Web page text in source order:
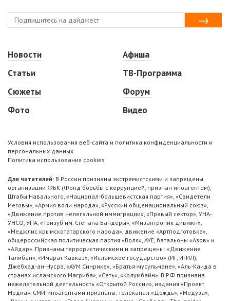
Новости
Статьи
Сюжеты
Фото
Афиша
ТВ-Программа
Форум
Видео
Условия использования веб-сайта и политика конфиденциальности и
персональных данных
Политика использования cookies
Для читателей: В России признаны экстремистскими и запрещены
организации ФБК (Фонд борьбы с коррупцией, признан иноагентом),
Штабы Навального, «Национал-большевистская партия», «Свидетели
Иеговы», «Армия воли народа», «Русский общенациональный союз»,
«Движение против нелегальной иммиграции», «Правый сектор», УНА-
УНСО, УПА, «Тризуб им. Степана Бандеры», «Мизантропик дивижн»,
«Меджлис крымскотатарского народа», движение «Артподготовка»,
общероссийская политическая партия «Воля», АУЕ, батальоны «Азов» и
«Айдар». Признаны террористическими и запрещены: «Движение
Талибан», «Имарат Кавказ», «Исламское государство» (ИГ, ИГИЛ),
Джебхад-ан-Нусра, «АУМ Синрике», «Братья-мусульмане», «Аль-Каида в
странах исламского Магриба», «Сеть», «Колумбайн». В РФ признана
нежелательной деятельность «Открытой России», издания «Проект
Медиа». СМИ-иноагентами признаны: телеканал «Дождь», «Медуза»,